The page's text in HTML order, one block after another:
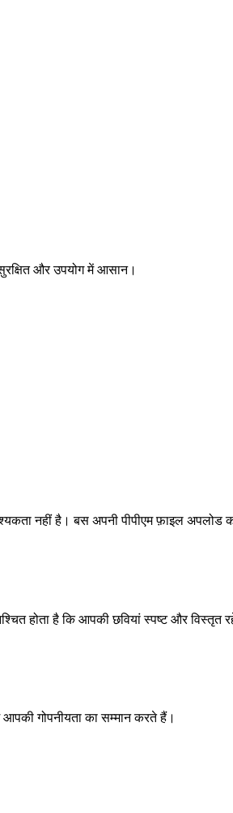
और उपयोग में आसान।
नहीं है। बस अपनी पीपीएम फ़ाइल
होता है कि आपकी छवियां स्पष्ट और विस्तृत
गोपनीयता का सम्मान करते हैं।